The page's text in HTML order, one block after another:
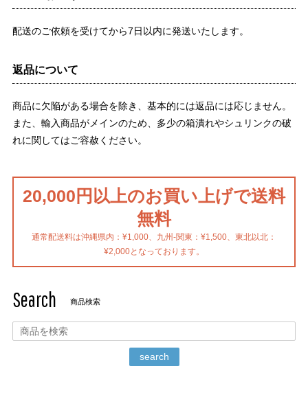
配送のご依頼を受けてから7日以内に発送いたします。
返品について
商品に欠陥がある場合を除き、基本的には返品には応じません。
また、輸入商品がメインのため、多少の箱潰れやシュリンクの破
れに関してはご容赦ください。
20,000円以上のお買い上げで送料
無料
通常配送料は沖縄県内：¥1,000、九州-関東：¥1,500、東北以北：
¥2,000となっております。
Search 商品検索
search